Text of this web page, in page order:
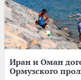
Иран и Оман
Ормузского